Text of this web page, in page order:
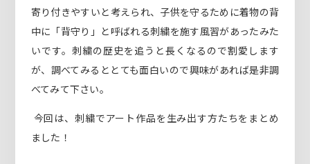
寄り付きやすいと考えられ、子供を守るために着物の背
中に「背守り」と呼ばれる刺繍を施す風習があったみた
いです。刺繍の歴史を追うと長くなるので割愛します
が、調べてみるととても面白いので興味があれば是非調
べてみて下さい。
今回は、刺繍でアート作品を生み出す方たちをまとめ
ました！